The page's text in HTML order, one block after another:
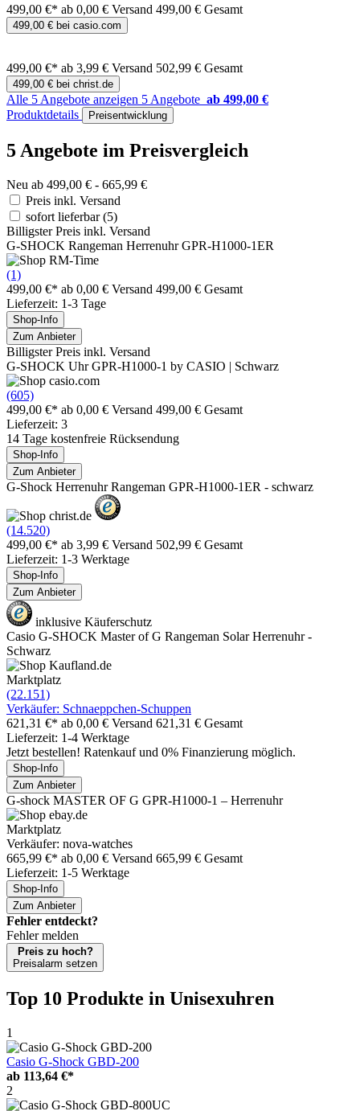
499,00 €* ab 0,00 € Versand 499,00 € Gesamt
499,00 € bei casio.com
499,00 €* ab 3,99 € Versand 502,99 € Gesamt
499,00 € bei christ.de
Alle 5 Angebote anzeigen 5 Angebote ab 499,00 €
Produktdetails
Preisentwicklung
5 Angebote im Preisvergleich
Neu ab 499,00 € - 665,99 €
Preis inkl. Versand
sofort lieferbar(5)
Billigster Preis inkl. Versand
G-SHOCK Rangeman Herrenuhr GPR-H1000-1ER
(1)
499,00 €* ab 0,00 € Versand 499,00 € Gesamt
Lieferzeit: 1-3 Tage
Shop-Info
Zum Anbieter
Billigster Preis inkl. Versand
G-SHOCK Uhr GPR-H1000-1 by CASIO | Schwarz
(605)
499,00 €* ab 0,00 € Versand 499,00 € Gesamt
Lieferzeit: 3
14 Tage kostenfreie Rücksendung
Shop-Info
Zum Anbieter
G-Shock Herrenuhr Rangeman GPR-H1000-1ER - schwarz
(14.520)
499,00 €* ab 3,99 € Versand 502,99 € Gesamt
Lieferzeit: 1-3 Werktage
Shop-Info
Zum Anbieter
inklusive Käuferschutz
Casio G-SHOCK Master of G Rangeman Solar Herrenuhr -
Schwarz
Marktplatz
(22.151)
Verkäufer: Schnaeppchen-Schuppen
621,31 €* ab 0,00 € Versand 621,31 € Gesamt
Lieferzeit: 1-4 Werktage
Jetzt bestellen! Ratenkauf und 0% Finanzierung möglich.
Shop-Info
Zum Anbieter
G-shock MASTER OF G GPR-H1000-1 – Herrenuhr
Marktplatz
Verkäufer: nova-watches
665,99 €* ab 0,00 € Versand 665,99 € Gesamt
Lieferzeit: 1-5 Werktage
Shop-Info
Zum Anbieter
Fehler entdeckt?
Fehler melden
Preis zu hoch?
Preisalarm setzen
Top 10 Produkte in Unisexuhren
1
Casio G-Shock GBD-200
ab 113,64 €*
2